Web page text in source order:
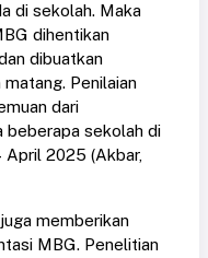
di sekolah. Maka
dihentikan
dibuatkan
Penilaian
dari
beberapa sekolah di
April 2025 (Akbar,
memberikan
MBG. Penelitian